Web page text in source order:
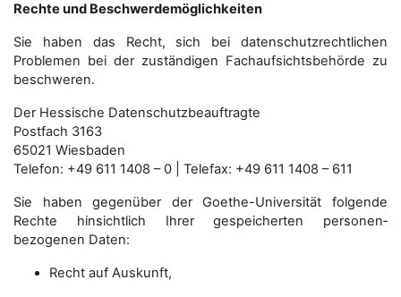
Rechte und Beschwerdemöglichkeiten
Sie haben das Recht, sich bei datenschutzrechtlichen
Problemen bei der zuständigen Fachauf­sichts­behörde zu
beschweren.
Der Hessische Datenschutzbeauftragte
Postfach 3163
65021 Wiesbaden
Telefon: +49 611 1408 – 0 | Telefax: +49 611 1408 – 611
Sie haben gegenüber der Goethe-Universität folgende
Rechte hinsichtlich Ihrer gespeicherten personen­
bezogenen Daten:
Recht auf Auskunft,